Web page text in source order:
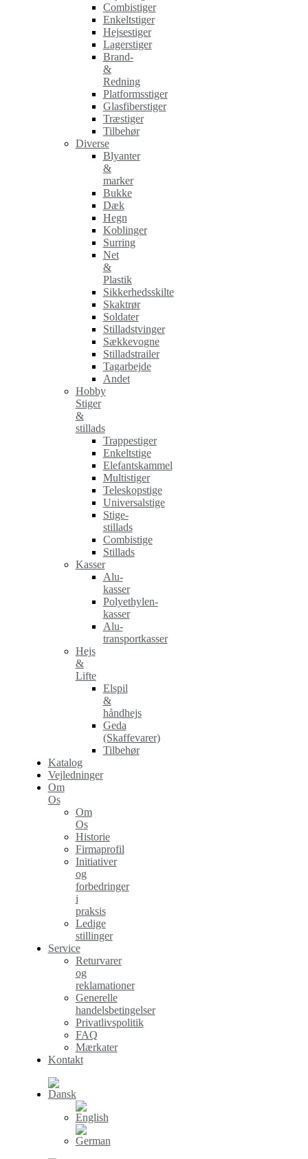
Combistiger
Enkeltstiger
Hejsestiger
Lagerstiger
Brand-
&
Redning
Platformsstiger
Glasfiberstiger
Træstiger
Tilbehør
Diverse
Blyanter
&
marker
Bukke
Dæk
Hegn
Koblinger
Surring
Net
&
Plastik
Sikkerhedsskilte
Skaktrør
Soldater
Stilladstvinger
Sækkevogne
Stilladstrailer
Tagarbejde
Andet
Hobby
Stiger
&
stillads
Trappestiger
Enkeltstige
Elefantskammel
Multistiger
Teleskopstige
Universalstige
Stige-
stillads
Combistige
Stillads
Kasser
Alu-
kasser
Polyethylen-
kasser
Alu-
transportkasser
Hejs
&
Lifte
Elspil
&
håndhejs
Geda
(Skaffevarer)
Tilbehør
Katalog
Vejledninger
Om
Os
Om
Os
Historie
Firmaprofil
Initiativer
og
forbedringer
i
praksis
Ledige
stillinger
Service
Returvarer
og
reklamationer
Generelle
handelsbetingelser
Privatlivspolitik
FAQ
Mærkater
Kontakt